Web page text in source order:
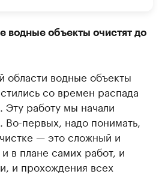
водные объекты очистят до
области водные объекты
со времен распада
Эту работу мы начали
Во-первых, надо понимать,
— это сложный и
в плане самих работ, и
и прохождения всех